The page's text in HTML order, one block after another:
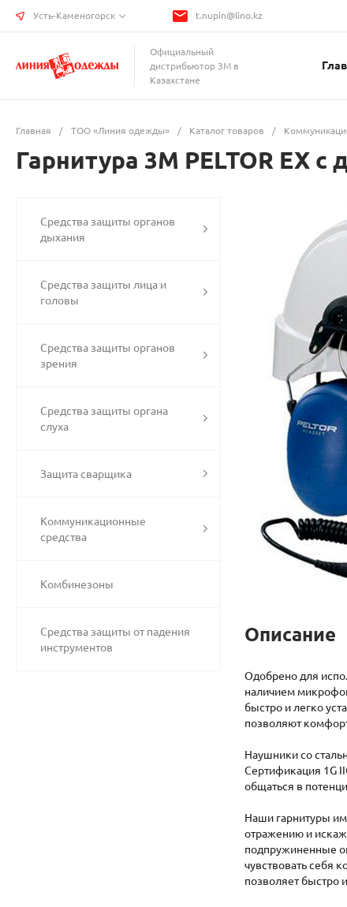
Усть-Каменогорск t.nupin@lino.kz
Официальный
дистрибьютор 3М в
Казахстане
Главная / ТОО «Линия одежды» / Каталог товаров /
Гарнитура 3M PELTOR EX
Средства защиты органов
дыхания
Средства защиты лица и
головы
Средства защиты органов
зрения
Средства защиты органа
слуха
Защита сварщика
Коммуникационные
средства
Комбинезоны
Средства защиты от падения
инструментов
Описание
Одобрено для
наличием
быстро и легко
позволяют
Наушники со
Сертификация 1G
общаться в
Наши гарнитуры
отражению и
подпружиненные
чувствовать себя
позволяет быстро